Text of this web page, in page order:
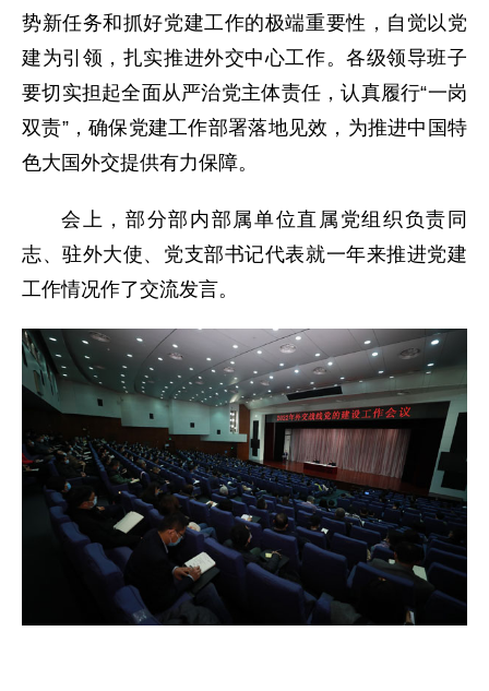
势新任务和抓好党建工作的极端重要性，自觉以党
建为引领，扎实推进外交中心工作。各级领导班子
要切实担起全面从严治党主体责任，认真履行“一岗
双责”，确保党建工作部署落地见效，为推进中国特
色大国外交提供有力保障。
会上，部分部内部属单位直属党组织负责同
志、驻外大使、党支部书记代表就一年来推进党建
工作情况作了交流发言。